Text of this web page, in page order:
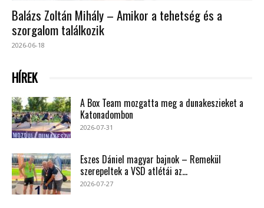
Balázs Zoltán Mihály – Amikor a tehetség és a
szorgalom találkozik
2026-06-18
HÍREK
A Box Team mozgatta meg a dunakeszieket a
Katonadombon
2026-07-31
Eszes Dániel magyar bajnok – Remekül
szerepeltek a VSD atlétái az...
2026-07-27